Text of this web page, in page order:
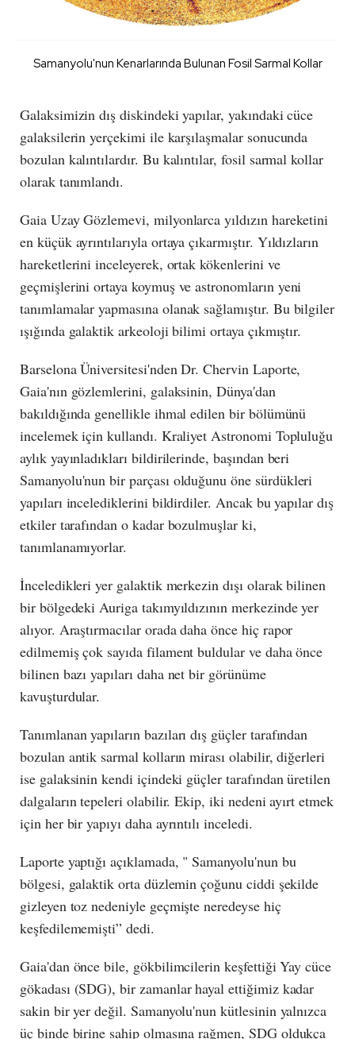
Samanyolu'nun Kenarlarında Bulunan Fosil Sarmal Kollar
Galaksimizin dış diskindeki yapılar, yakındaki cüce
galaksilerin yerçekimi ile karşılaşmalar sonucunda
bozulan kalıntılardır. Bu kalıntılar, fosil sarmal kollar
olarak tanımlandı.
Gaia Uzay Gözlemevi, milyonlarca yıldızın hareketini
en küçük ayrıntılarıyla ortaya çıkarmıştır. Yıldızların
hareketlerini inceleyerek, ortak kökenlerini ve
geçmişlerini ortaya koymuş ve astronomların yeni
tanımlamalar yapmasına olanak sağlamıştır. Bu bilgiler
ışığında galaktik arkeoloji bilimi ortaya çıkmıştır.
Barselona Üniversitesi'nden Dr. Chervin Laporte,
Gaia'nın gözlemlerini, galaksinin, Dünya'dan
bakıldığında genellikle ihmal edilen bir bölümünü
incelemek için kullandı. Kraliyet Astronomi Topluluğu
aylık yayınladıkları bildirilerinde, başından beri
Samanyolu'nun bir parçası olduğunu öne sürdükleri
yapıları incelediklerini bildirdiler. Ancak bu yapılar dış
etkiler tarafından o kadar bozulmuşlar ki,
tanımlanamıyorlar.
İnceledikleri yer galaktik merkezin dışı olarak bilinen
bir bölgedeki Auriga takımyıldızının merkezinde yer
alıyor. Araştırmacılar orada daha önce hiç rapor
edilmemiş çok sayıda filament buldular ve daha önce
bilinen bazı yapıları daha net bir görünüme
kavuşturdular.
Tanımlanan yapıların bazıları dış güçler tarafından
bozulan antik sarmal kolların mirası olabilir, diğerleri
ise galaksinin kendi içindeki güçler tarafından üretilen
dalgaların tepeleri olabilir. Ekip, iki nedeni ayırt etmek
için her bir yapıyı daha ayrıntılı inceledi.
Laporte yaptığı açıklamada, " Samanyolu'nun bu
bölgesi, galaktik orta düzlemin çoğunu ciddi şekilde
gizleyen toz nedeniyle geçmişte neredeyse hiç
keşfedilememişti” dedi.
Gaia'dan önce bile, gökbilimcilerin keşfettiği Yay cüce
gökadası (SDG), bir zamanlar hayal ettiğimiz kadar
sakin bir yer değil. Samanyolu'nun kütlesinin yalnızca
üç binde birine sahip olmasına rağmen, SDG oldukça